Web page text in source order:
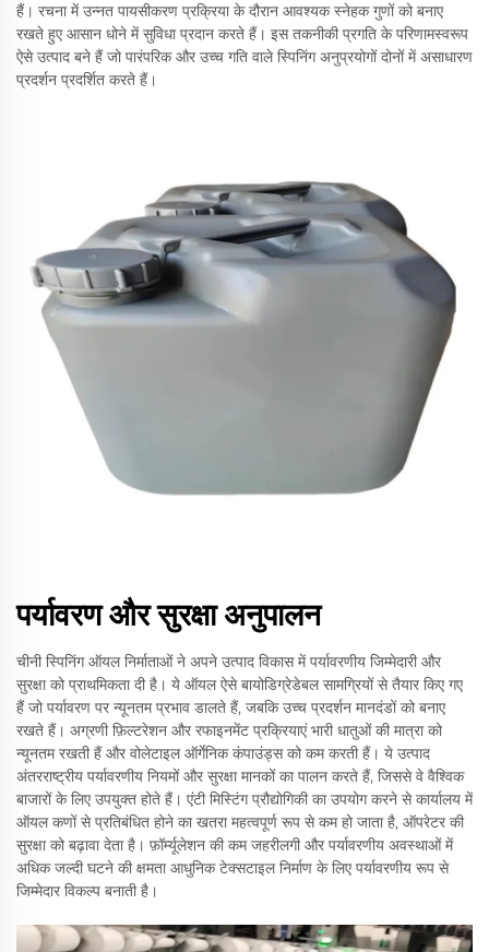
हैं। रचना में उन्नत पायसीकरण प्रक्रिया के दौरान आवश्यक स्नेहक गुणों को बनाए
रखते हुए आसान धोने में सुविधा प्रदान करते हैं। इस तकनीकी प्रगति के परिणामस्वरूप
ऐसे उत्पाद बने हैं जो पारंपरिक और उच्च गति वाले स्पिनिंग अनुप्रयोगों दोनों में असाधारण
प्रदर्शन प्रदर्शित करते हैं।
पर्यावरण और सुरक्षा अनुपालन
चीनी स्पिनिंग ऑयल निर्माताओं ने अपने उत्पाद विकास में पर्यावरणीय जिम्मेदारी और
सुरक्षा को प्राथमिकता दी है। ये ऑयल ऐसे बायोडिग्रेडेबल सामग्रियों से तैयार किए गए
हैं जो पर्यावरण पर न्यूनतम प्रभाव डालते हैं, जबकि उच्च प्रदर्शन मानदंडों को बनाए
रखते हैं। अग्रणी फ़िल्टरेशन और रफाइनमेंट प्रक्रियाएं भारी धातुओं की मात्रा को
न्यूनतम रखती हैं और वोलेटाइल ऑर्गेनिक कंपाउंड्स को कम करती हैं। ये उत्पाद
अंतरराष्ट्रीय पर्यावरणीय नियमों और सुरक्षा मानकों का पालन करते हैं, जिससे वे वैश्विक
बाजारों के लिए उपयुक्त होते हैं। एंटी मिस्टिंग प्रौद्योगिकी का उपयोग करने से कार्यालय में
ऑयल कणों से प्रतिबंधित होने का खतरा महत्वपूर्ण रूप से कम हो जाता है, ऑपरेटर की
सुरक्षा को बढ़ावा देता है। फ़ॉर्म्यूलेशन की कम जहरीलगी और पर्यावरणीय अवस्थाओं में
अधिक जल्दी घटने की क्षमता आधुनिक टेक्सटाइल निर्माण के लिए पर्यावरणीय रूप से
जिम्मेदार विकल्प बनाती है।